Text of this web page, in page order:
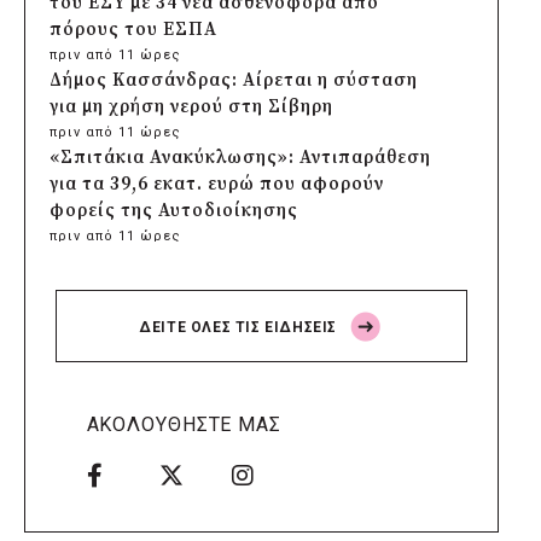
πόρους του ΕΣΠΑ
πριν από 11 ώρες
Δήμος Κασσάνδρας: Αίρεται η σύσταση
για μη χρήση νερού στη Σίβηρη
πριν από 11 ώρες
«Σπιτάκια Ανακύκλωσης»: Αντιπαράθεση
για τα 39,6 εκατ. ευρώ που αφορούν
φορείς της Αυτοδιοίκησης
πριν από 11 ώρες
Δαφνίου παρά την έλλειψη αρμοδιότητας
Δήμος Αμαρουσίου: Μεγάλες παρεμβάσεις
αναβάθμισης στα σχολεία πριν τον
πριν από 12 ώρες
διάκριση στα Diversity, Equity & Inclusion
Awards 2026
ΔΕΙΤΕ ΟΛΕΣ ΤΙΣ ΕΙΔΗΣΕΙΣ
ΑΚΟΛΟΥΘΗΣΤΕ ΜΑΣ